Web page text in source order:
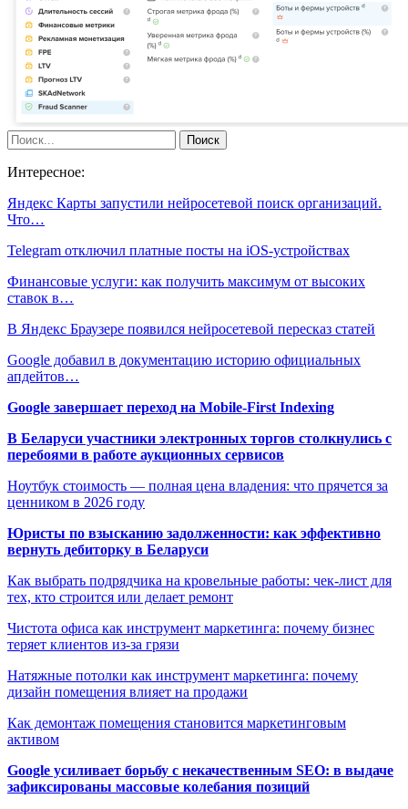
Интересное:
Яндекс Карты запустили нейросетевой поиск организаций.
Что…
Telegram отключил платные посты на iOS-устройствах
Финансовые услуги: как получить максимум от высоких
ставок в…
В Яндекс Браузере появился нейросетевой пересказ статей
​​Google добавил в документацию историю официальных
апдейтов…
Google завершает переход на Mobile-First Indexing
В Беларуси участники электронных торгов столкнулись с
перебоями в работе аукционных сервисов
Ноутбук стоимость — полная цена владения: что прячется за
ценником в 2026 году
Юристы по взысканию задолженности: как эффективно
вернуть дебиторку в Беларуси
Как выбрать подрядчика на кровельные работы: чек-лист для
тех, кто строится или делает ремонт
Чистота офиса как инструмент маркетинга: почему бизнес
теряет клиентов из-за грязи
Натяжные потолки как инструмент маркетинга: почему
дизайн помещения влияет на продажи
Как демонтаж помещения становится маркетинговым
активом
Google усиливает борьбу с некачественным SEO: в выдаче
зафиксированы массовые колебания позиций